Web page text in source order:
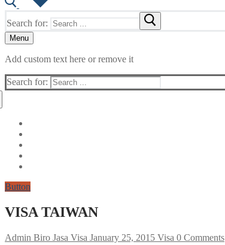
Search for:
Menu
Add custom text here or remove it
Search for:
Button
VISA TAIWAN
Admin Biro Jasa Visa January 25, 2015 Visa 0 Comments